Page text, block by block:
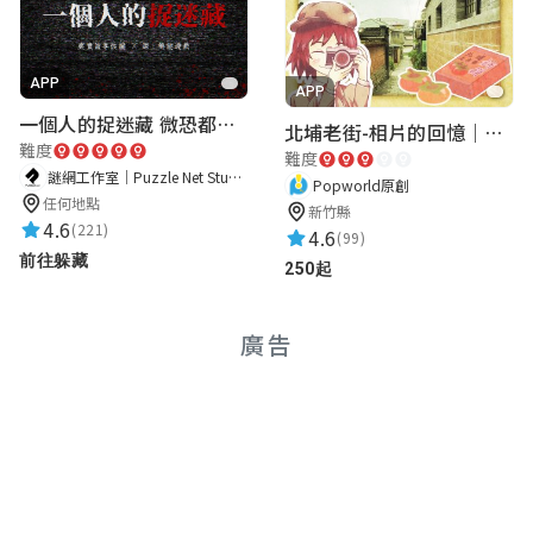
APP
一個人的捉迷藏 微恐都市傳說
難度
謎網工作室｜Puzzle Net Studio
任何地點
4.6(221)
前往躲藏
APP
北埔老街-相片的回憶｜新竹老街城市解謎
難度
Popworld原創
新竹縣
4.6(99)
250起
廣告